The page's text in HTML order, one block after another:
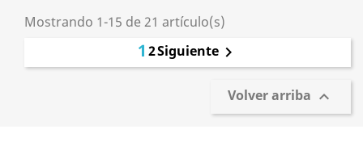
Mostrando 1-15 de 21 artículo(s)
1 2Siguiente
Volver arriba 